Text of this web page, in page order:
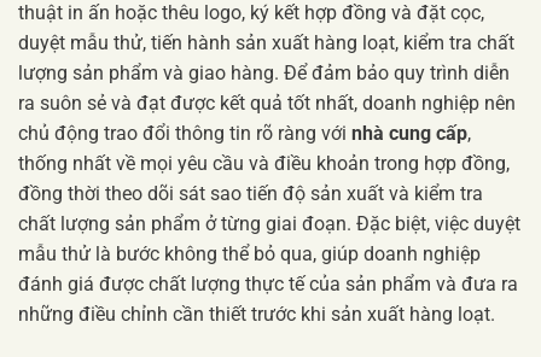
thuật in ấn hoặc thêu logo, ký kết hợp đồng và đặt cọc,
duyệt mẫu thử, tiến hành sản xuất hàng loạt, kiểm tra chất
lượng sản phẩm và giao hàng. Để đảm bảo quy trình diễn
ra suôn sẻ và đạt được kết quả tốt nhất, doanh nghiệp nên
chủ động trao đổi thông tin rõ ràng với nhà cung cấp,
thống nhất về mọi yêu cầu và điều khoản trong hợp đồng,
đồng thời theo dõi sát sao tiến độ sản xuất và kiểm tra
chất lượng sản phẩm ở từng giai đoạn. Đặc biệt, việc duyệt
mẫu thử là bước không thể bỏ qua, giúp doanh nghiệp
đánh giá được chất lượng thực tế của sản phẩm và đưa ra
những điều chỉnh cần thiết trước khi sản xuất hàng loạt.